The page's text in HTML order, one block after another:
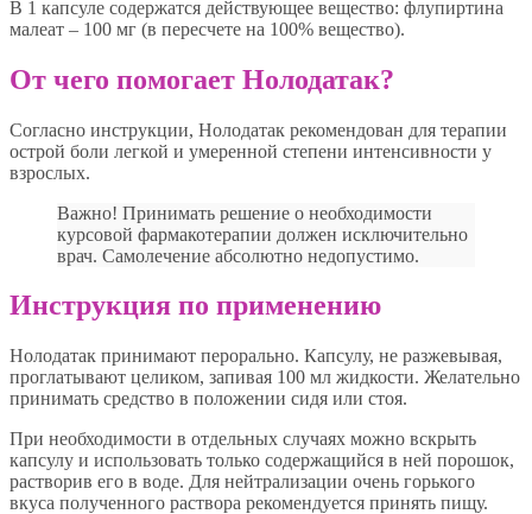
В 1 капсуле содержатся действующее вещество: флупиртина
малеат – 100 мг (в пересчете на 100% вещество).
От чего помогает Нолодатак?
Согласно инструкции, Нолодатак рекомендован для терапии
острой боли легкой и умеренной степени интенсивности у
взрослых.
Важно! Принимать решение о необходимости
курсовой фармакотерапии должен исключительно
врач. Самолечение абсолютно недопустимо.
Инструкция по применению
Нолодатак принимают перорально. Капсулу, не разжевывая,
проглатывают целиком, запивая 100 мл жидкости. Желательно
принимать средство в положении сидя или стоя.
При необходимости в отдельных случаях можно вскрыть
капсулу и использовать только содержащийся в ней порошок,
растворив его в воде. Для нейтрализации очень горького
вкуса полученного раствора рекомендуется принять пищу.